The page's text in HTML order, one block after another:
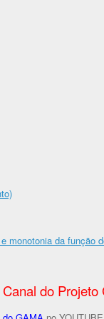
monotonia da função
do Projeto